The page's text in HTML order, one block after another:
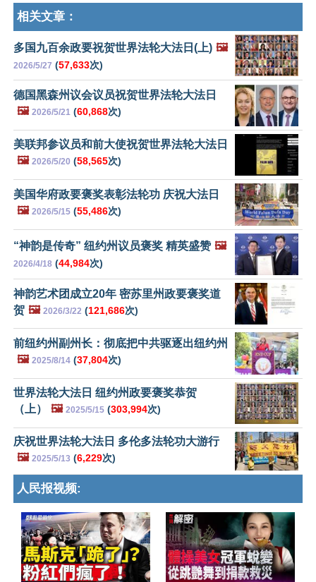
相关文章：
多国九百余政要祝贺世界法轮大法日(上) 🖼️
2026/5/27 (57,633次)
德国黑森州议会议员祝贺世界法轮大法日
🖼️ 2026/5/21 (60,868次)
美联邦参议员和前大使祝贺世界法轮大法日
🖼️ 2026/5/20 (58,565次)
美国华府政要褒奖表彰法轮功 庆祝大法日
🖼️ 2026/5/15 (55,486次)
“神韵是传奇” 纽约州议员褒奖 精英盛赞 🖼️
2026/4/18 (44,984次)
神韵艺术团成立20年 密苏里州政要褒奖道
贺 🖼️ 2026/3/22 (121,686次)
前纽约州副州长：彻底把中共驱逐出纽约州
🖼️ 2025/8/14 (37,804次)
世界法轮大法日 纽约州政要褒奖恭贺
（上）
🖼️ 2025/5/15 (303,994次)
庆祝世界法轮大法日 多伦多法轮功大游行
🖼️ 2025/5/13 (6,229次)
人民报视频: